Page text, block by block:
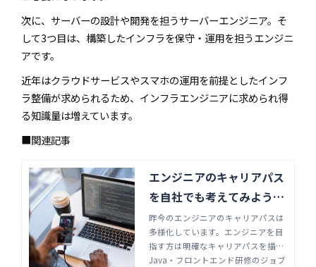
次に、サーバーの設計や開発を担うサーバーエンジニア。そ
して3つ目は、構築したインフラを保守・運用を担うエンジニ
アです。
近年はクラウドサービスやスマホの運用を前提としたインフ
ラ整備が求められるため、インフラエンジニアに求められ得
る知識量は増えています。
■関連記事
エンジニアのキャリアパス
を自社でも考えてみよう。
具体的な将来像を描く方法
| Java・フロントエンド研
修のジョブサポート
昨今のエンジニアのキャリアパスは
多様化しています。エンジニアを目
指す方は明確なキャリアパスを描く
ことが重要で、教育担当者、管理者
Java・フロントエンド研修のジョブ